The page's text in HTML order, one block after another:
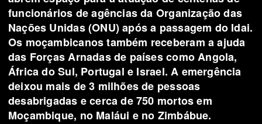
funcionários de agências da Organização das
Nações Unidas (ONU) após a passagem do Idai.
Os moçambicanos também receberam a ajuda
das Forças Arnadas de países como Angola,
África do Sul, Portugal e Israel. A emergência
deixou mais de 3 milhões de pessoas
desabrigadas e cerca de 750 mortos em
Moçambique, no Maláui e no Zimbábue.